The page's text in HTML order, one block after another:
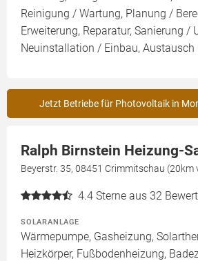
Reinigung / Wartung, Planung /
Erweiterung, Reparatur, Sanierung /
Neuinstallation / Einbau, Austausch
Jetzt Betriebe für Photovoltaik in
Ralph Birnstein Heizung-
Beyerstr. 35, 08451 Crimmitschau
4.4 Sterne aus 32
SOLARANLAGE
Wärmepumpe, Gasheizung,
Heizkörper, Fußbodenheizung,